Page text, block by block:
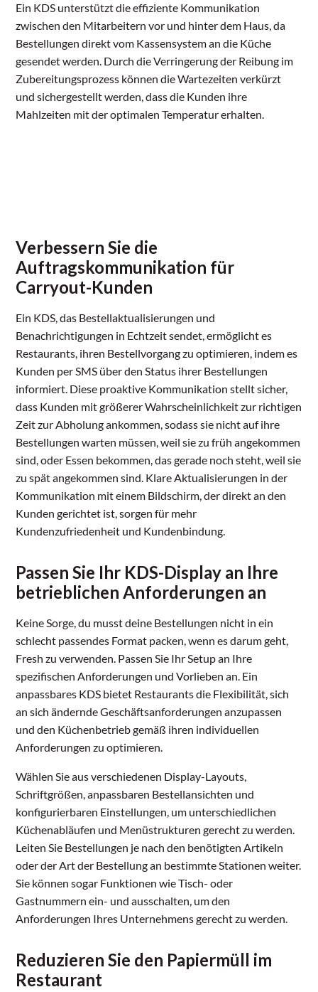
Ein KDS unterstützt die effiziente Kommunikation
zwischen den Mitarbeitern vor und hinter dem Haus, da
Bestellungen direkt vom Kassensystem an die Küche
gesendet werden. Durch die Verringerung der Reibung im
Zubereitungsprozess können die Wartezeiten verkürzt
und sichergestellt werden, dass die Kunden ihre
Mahlzeiten mit der optimalen Temperatur erhalten.
Verbessern Sie die
Auftragskommunikation für
Carryout-Kunden
Ein KDS, das Bestellaktualisierungen und
Benachrichtigungen in Echtzeit sendet, ermöglicht es
Restaurants, ihren Bestellvorgang zu optimieren, indem es
Kunden per SMS über den Status ihrer Bestellungen
informiert. Diese proaktive Kommunikation stellt sicher,
dass Kunden mit größerer Wahrscheinlichkeit zur richtigen
Zeit zur Abholung ankommen, sodass sie nicht auf ihre
Bestellungen warten müssen, weil sie zu früh angekommen
sind, oder Essen bekommen, das gerade noch steht, weil sie
zu spät angekommen sind. Klare Aktualisierungen in der
Kommunikation mit einem Bildschirm, der direkt an den
Kunden gerichtet ist, sorgen für mehr
Kundenzufriedenheit und Kundenbindung.
Passen Sie Ihr KDS-Display an Ihre
betrieblichen Anforderungen an
Keine Sorge, du musst deine Bestellungen nicht in ein
schlecht passendes Format packen, wenn es darum geht,
Fresh zu verwenden. Passen Sie Ihr Setup an Ihre
spezifischen Anforderungen und Vorlieben an. Ein
anpassbares KDS bietet Restaurants die Flexibilität, sich
an sich ändernde Geschäftsanforderungen anzupassen
und den Küchenbetrieb gemäß ihren individuellen
Anforderungen zu optimieren.
Wählen Sie aus verschiedenen Display-Layouts,
Schriftgrößen, anpassbaren Bestellansichten und
konfigurierbaren Einstellungen, um unterschiedlichen
Küchenabläufen und Menüstrukturen gerecht zu werden.
Leiten Sie Bestellungen je nach den benötigten Artikeln
oder der Art der Bestellung an bestimmte Stationen weiter.
Sie können sogar Funktionen wie Tisch- oder
Gastnummern ein- und ausschalten, um den
Anforderungen Ihres Unternehmens gerecht zu werden.
Reduzieren Sie den Papiermüll im
Restaurant